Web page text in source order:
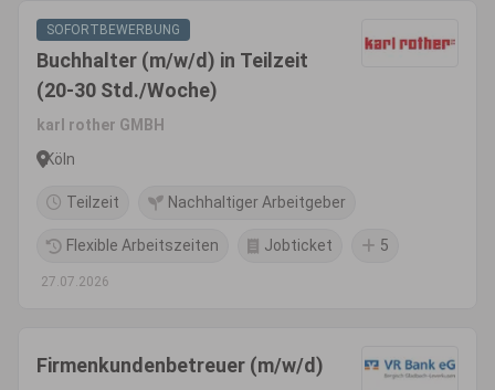
SOFORTBEWERBUNG
Buchhalter (m/w/d) in Teilzeit
(20-30 Std./Woche)
karl rother GMBH
Köln
Teilzeit Nachhaltiger Arbeitgeber
Flexible Arbeitszeiten Jobticket 5
27.07.2026
Firmenkundenbetreuer (m/w/d)